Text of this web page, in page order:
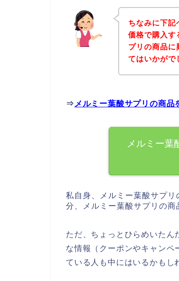
ちなみに下記
価格で購入す
プリの商品に
てはいかがで
⇒ メルミー葉酸サプリの商品
メルミー葉
私自身、メルミー葉酸サプ
分、メルミー葉酸サプリの商
ただ、ちょっとひらめいたん
な情報（クーポンやキャンペ
ている人も中にはいるかもし